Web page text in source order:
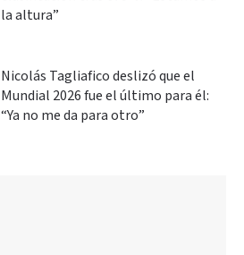
la altura”
Nicolás Tagliafico deslizó que el
Mundial 2026 fue el último para él:
“Ya no me da para otro”